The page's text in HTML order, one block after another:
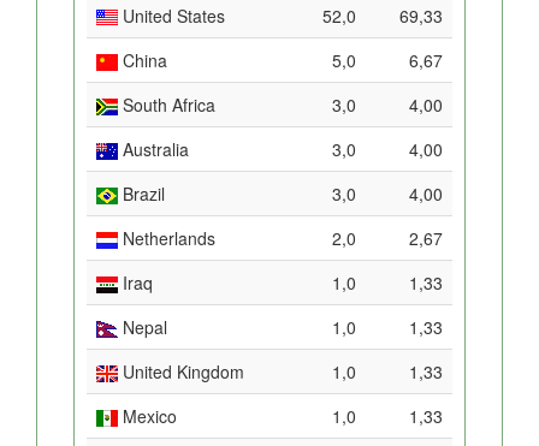
United States 52,0
69,33
China
5,0
6,67
South Africa
3,0
4,00
Australia
3,0
4,00
Brazil
3,0
4,00
Netherlands
2,0
2,67
Iraq
1,0
1,33
Nepal
1,0
1,33
United Kingdom
1,0
1,33
Mexico
1,0
1,33